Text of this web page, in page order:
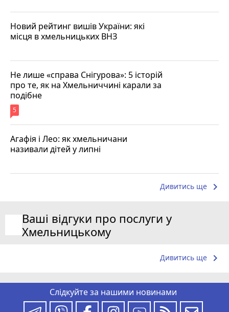
Новий рейтинг вишів України: які
місця в хмельницьких ВНЗ
Не лише «справа Снігурова»: 5 історій
про те, як на Хмельниччині карали за
подібне
5
Агафія і Лео: як хмельничани
називали дітей у липні
Дивитись ще keyboard_arrow_right
Ваші відгуки про послуги у
Хмельницькому
Дивитись ще keyboard_arrow_right
Слідкуйте за нашими новинами